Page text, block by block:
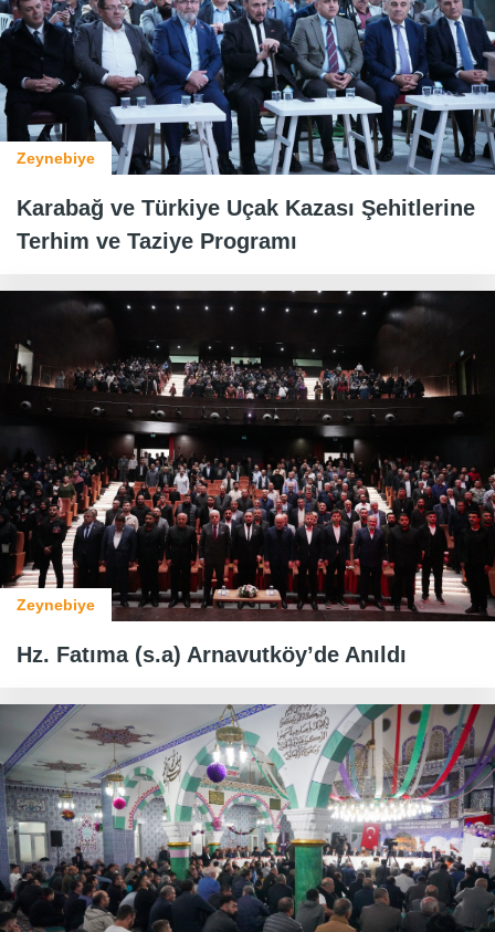
Zeynebiye
Karabağ ve Türkiye Uçak Kazası Şehitlerine
Terhim ve Taziye Programı
Zeynebiye
Hz. Fatıma (s.a) Arnavutköy’de Anıldı